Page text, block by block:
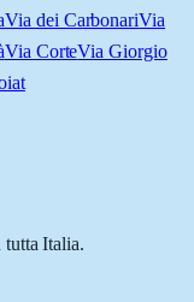
Via dei CarbonariVia
Via CorteVia Giorgio
Italia.